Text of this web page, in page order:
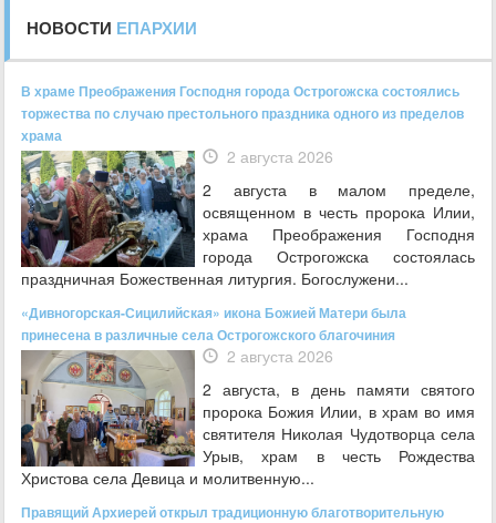
НОВОСТИ ЕПАРХИИ
В храме Преображения Господня города Острогожска состоялись
торжества по случаю престольного праздника одного из пределов
храма
2 августа 2026
2 августа в малом пределе,
освященном в честь пророка Илии,
храма Преображения Господня
города Острогожска состоялась
праздничная Божественная литургия. Богослужени...
«Дивногорская-Сицилийская» икона Божией Матери была
принесена в различные села Острогожского благочиния
2 августа 2026
2 августа, в день памяти святого
пророка Божия Илии, в храм во имя
святителя Николая Чудотворца села
Урыв, храм в честь Рождества
Христова села Девица и молитвенную...
Правящий Архиерей открыл традиционную благотворительную